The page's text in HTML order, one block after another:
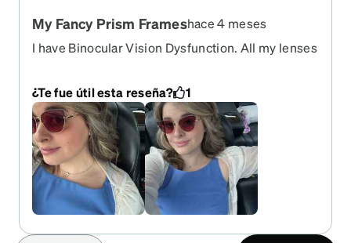
My Fancy Prism Frameshace 4 meses
I have Binocular Vision Dysfunction. All my lenses
since 2019. I get 1 pair a year. I cannot say enough
nice things about Zenni. The cost for prism
lenses alone is life saving!
¿Te fue útil esta reseña? 1